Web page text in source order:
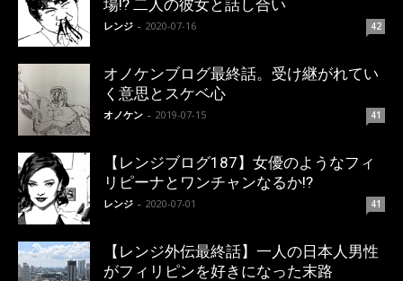
場!? 二人の彼女と話し合い
レンジ - 2020-07-16 42
オノケンブログ最終話。受け継がれてい
く意思とスケベ心
オノケン - 2019-07-15 41
【レンジブログ187】女優のようなフィ
リピーナとワンチャンなるか!?
レンジ - 2020-07-01 41
【レンジ外伝最終話】一人の日本人男性
がフィリピンを好きになった末路